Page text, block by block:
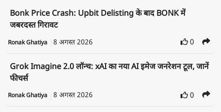
Bonk Price Crash: Upbit Delisting के बाद BONK में
जबरदस्त गिरावट
Ronak Ghatiya 8 अगस्त 2026 0
Grok Imagine 2.0 लॉन्च: xAI का नया AI इमेज जनरेशन टूल, जानें
फीचर्स
Ronak Ghatiya 8 अगस्त 2026 0